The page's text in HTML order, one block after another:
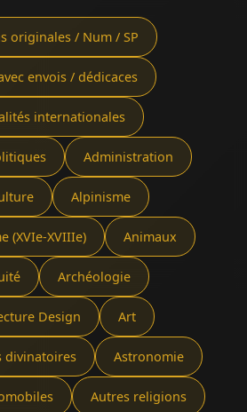
originales / Num / SP
envois / dédicaces
internationales
Administration
Alpinisme
(XVIe-XVIIIe) Animaux
Archéologie
Design Art
divinatoires Astronomie
Autres religions